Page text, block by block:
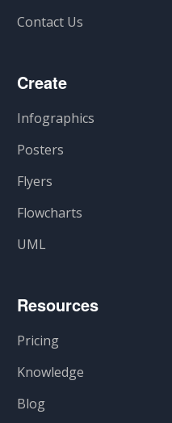
Contact Us
Create
Infographics
Posters
Flyers
Flowcharts
UML
Resources
Pricing
Knowledge
Blog